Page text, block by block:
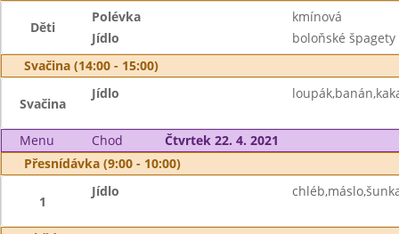
Děti
Polévka
kmínová
Jídlo
boloňské
Svačina (14:00 - 15:00)
Svačina
Jídlo
Menu Chod
Čtvrtek 22. 4. 2021
Přesnídávka (9:00 - 10:00)
1
Jídlo